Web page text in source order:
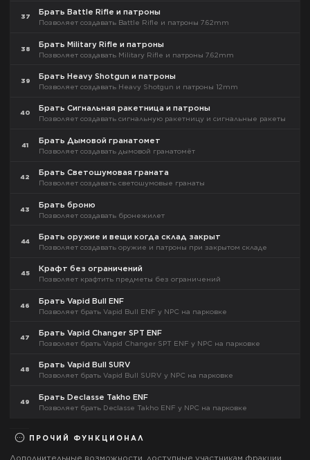
37 Брать Battle Rifle и патроны
Позволяет создавать Battle Rifle и патроны 7.62mm
38 Брать Military Rifle и патроны
Позволяет создавать Military Rifle и патроны 7.62mm
39 Брать Heavy Shotgun и патроны
Позволяет создавать Heavy Shotgun и патроны 12mm
40 Брать Сигнальная ракетница и патроны
Позволяет создавать сигнальную ракетницу и сигнальные ракеты
41 Брать Дымовой гранатомет
Позволяет создавать дымовой гранатомёт
42 Брать Светошумовая граната
Позволяет создавать светошумовые гранаты
43 Брать броню
Позволяет создавать бронежилет
44 Брать оружие и вещи когда склад закрыт
Позволяет создавать оружие и патроны при закрытом складе
45 Крафт без ограничений
Позволяет крафтить предметы без ограничений
46 Брать Vapid Bull ENF
Позволяет брать Vapid Bull ENF у NPC на парковке
47 Брать Vapid Changer SPT ENF
Позволяет брать Vapid Changer SPT ENF у NPC на парковке
48 Брать Vapid Bull SURV
Позволяет брать Vapid Bull SURV у NPC на парковке
49 Брать Declasse Takho ENF
Позволяет брать Declasse Takho ENF у NPC на парковке
ПРОЧИЙ ФУНКЦИОНАЛ
Дополнительные возможности, доступные участникам фракции.